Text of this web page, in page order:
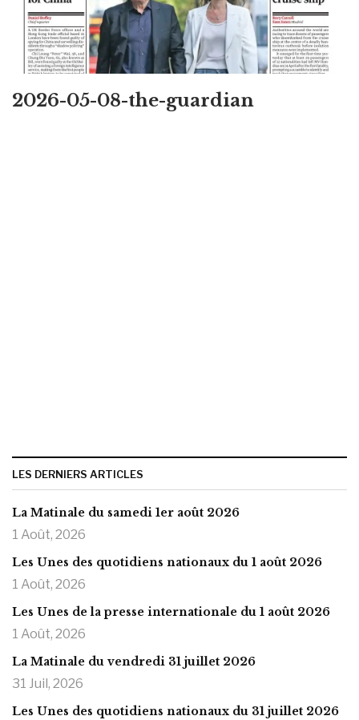
2026-05-08-the-guardian
LES DERNIERS ARTICLES
La Matinale du samedi 1er août 2026
1 Août, 2026
Les Unes des quotidiens nationaux du 1 août 2026
1 Août, 2026
Les Unes de la presse internationale du 1 août 2026
1 Août, 2026
La Matinale du vendredi 31 juillet 2026
31 Juil, 2026
Les Unes des quotidiens nationaux du 31 juillet 2026